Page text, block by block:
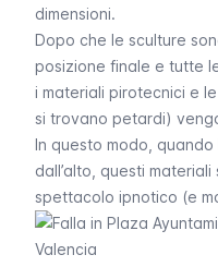
dimensioni.
Dopo che le sculture
posizione finale e tutte
i materiali pirotecnici e le
si trovano petardi)
In questo modo, quando
dall’alto, questi
spettacolo ipnotico (e